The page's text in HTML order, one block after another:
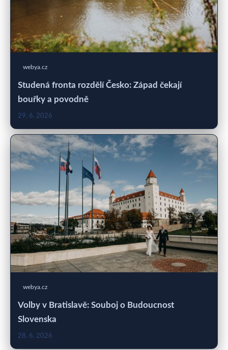
webya.cz
Studená fronta rozdělí Česko: Západ čekají
bouřky a povodně
29. 6. 2026
webya.cz
Volby v Bratislavě: Souboj o Budoucnost
Slovenska
28. 6. 2026